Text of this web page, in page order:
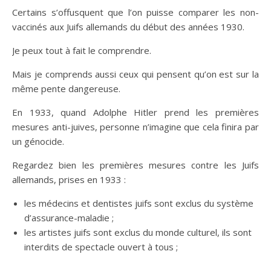
Certains s’offusquent que l’on puisse comparer les non-
vaccinés aux Juifs allemands du début des années 1930.
Je peux tout à fait le comprendre.
Mais je comprends aussi ceux qui pensent qu’on est sur la
même pente dangereuse.
En 1933, quand Adolphe Hitler prend les premières
mesures anti-juives, personne n’imagine que cela finira par
un génocide.
Regardez bien les premières mesures contre les Juifs
allemands, prises en 1933 :
les médecins et dentistes juifs sont exclus du système
d’assurance-maladie ;
les artistes juifs sont exclus du monde culturel, ils sont
interdits de spectacle ouvert à tous ;